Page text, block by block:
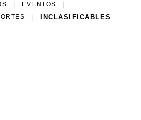
EVENTOS
INCLASIFICABLES